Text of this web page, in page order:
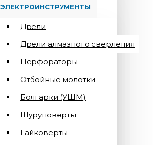
ЭЛЕКТРОИНСТРУМЕНТЫ
Дрели
Дрели алмазного сверления
Перфораторы
Отбойные молотки
Болгарки (УШМ)
Шуруповерты
Гайковерты